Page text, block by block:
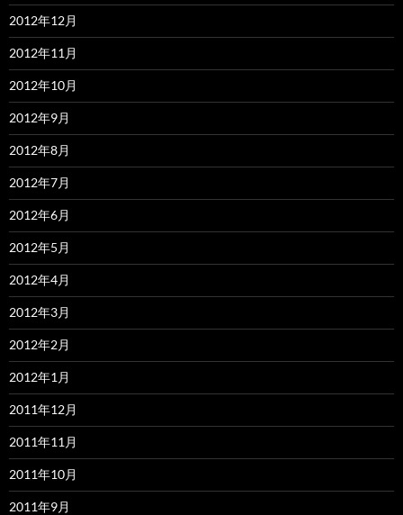
2012年12月
2012年11月
2012年10月
2012年9月
2012年8月
2012年7月
2012年6月
2012年5月
2012年4月
2012年3月
2012年2月
2012年1月
2011年12月
2011年11月
2011年10月
2011年9月